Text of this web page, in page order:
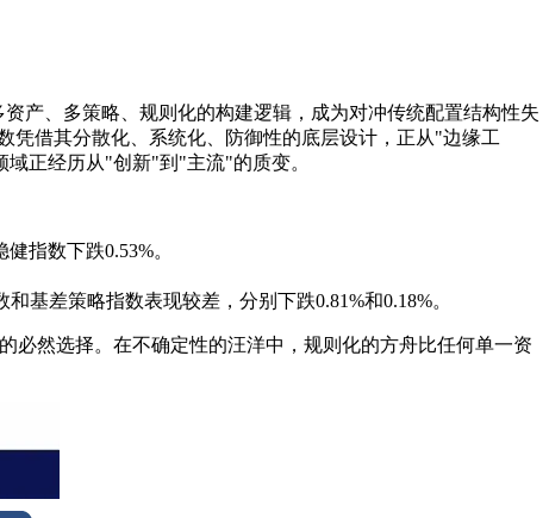
产、多策略、规则化的构建逻辑，成为对冲传统配置结构性失
借其分散化、系统化、防御性的底层设计，正从"边缘工
正经历从"创新"到"主流"的质变。
指数下跌0.53%。
基差策略指数表现较差，分别下跌0.81%和0.18%。
必然选择。在不确定性的汪洋中，规则化的方舟比任何单一资